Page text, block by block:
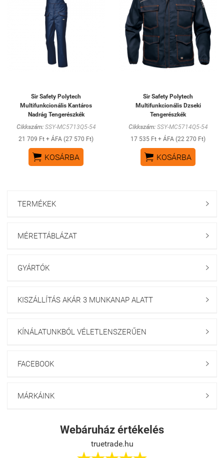
Sir Safety Polytech
Multifunkcionális Kantáros
Nadrág Tengerészkék
Cikkszám:SSY-MC5713Q5-54
21 709 Ft + ÁFA (27 570 Ft)
 KOSÁRBA
Sir Safety Polytech
Multifunkcionális Dzseki
Tengerészkék
Cikkszám:SSY-MC5714Q5-54
17 535 Ft + ÁFA (22 270 Ft)
 KOSÁRBA
TERMÉKEK 
MÉRETTÁBLÁZAT 
GYÁRTÓK 
KISZÁLLÍTÁS AKÁR 3 MUNKANAP ALATT 
KÍNÁLATUNKBÓL VÉLETLENSZERŰEN 
FACEBOOK 
MÁRKÁINK 
Webáruház értékelés
truetrade.hu